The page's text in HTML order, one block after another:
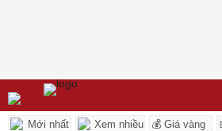
Mới nhất Xem nhiều 💰 Giá vàng